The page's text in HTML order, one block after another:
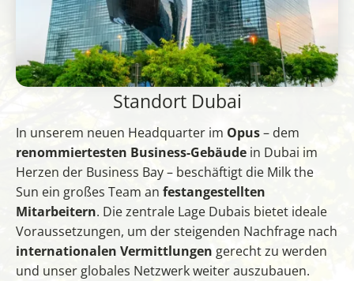
Standort Dubai
In unserem neuen Headquarter im Opus– dem
renommiertesten Business-Gebäude in Dubai im
Herzen der Business Bay – beschäftigt die Milk the
Sun ein großes Team an festangestellten
Mitarbeitern. Die zentrale Lage Dubais bietet ideale
Voraussetzungen, um der steigenden Nachfrage nach
internationalen Vermittlungen gerecht zu werden
und unser globales Netzwerk weiter auszubauen.